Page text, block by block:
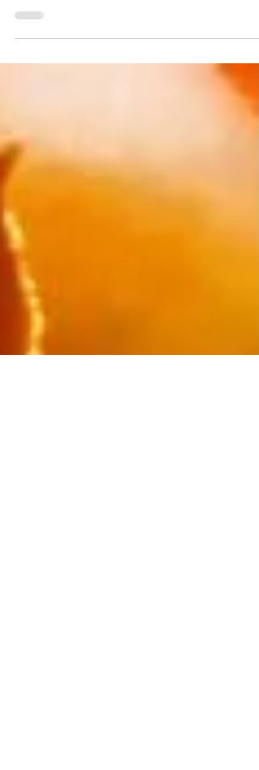
Foto: Symbolbild CELLE. Die Celler Demenz Initiative
bietet wieder die Start-Up-Seminarreihe „Menschen
Alltagsbegleiter, Interessierte,
und Ehrenamtliche in Kooperation mit der BARMER
22:00 Uhr im CDI-Büro Fritzenwiese 117. Weitere
Termine: Mittwoch 26.08.2026, 02.09.2026,
16.09.2026, 23.09.2026. Anmeldung bitte